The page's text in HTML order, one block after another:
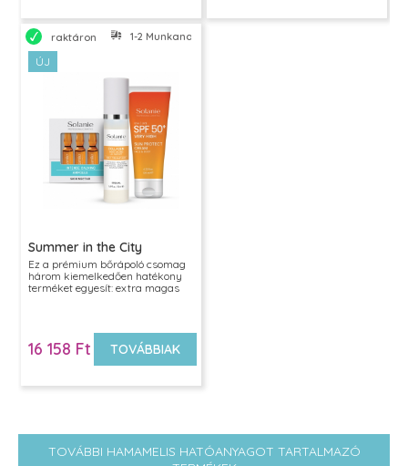
biztosít.
raktáron 1-2 Munkanapon belül szállítjuk
ÚJ
Summer in the City
Ez a prémium bőrápoló csomag
három kiemelkedően hatékony
terméket egyesít: extra magas
ampullákat. A hármas
kombináció tökéletes választás
mindenkinek, aki ragyogó, feszes,
egész évben.
16 158 Ft TOVÁBBIAK
TOVÁBBI HAMAMELIS HATÓANYAGOT TARTALMAZÓ